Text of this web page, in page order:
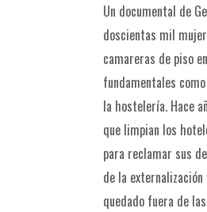
Un documental de
doscientas mil
camareras de piso
fundamentales
la hostelería. Hace
que limpian los
para reclamar sus
de la
quedado fuera de